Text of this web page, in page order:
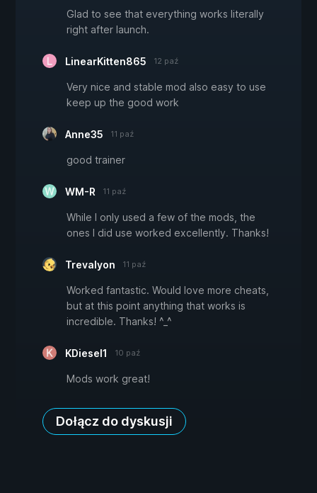
Glad to see that everything works literally
right after launch.
LinearKitten865 12 paź
Very nice and stable mod also easy to use
keep up the good work
Anne35 11 paź
good trainer
WM-R 11 paź
While I only used a few of the mods, the
ones I did use worked excellently. Thanks!
Trevalyon 11 paź
Worked fantastic. Would love more cheats,
but at this point anything that works is
incredible. Thanks! ^_^
KDiesel1 10 paź
Mods work great!
Dołącz do dyskusji